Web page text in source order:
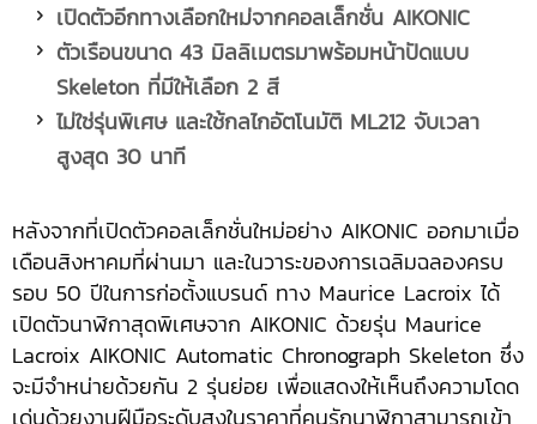
เปิดตัวอีกทางเลือกใหม่จากคอลเล็กชั่น AIKONIC
ตัวเรือนขนาด 43 มิลลิเมตรมาพร้อมหน้าปัดแบบ
Skeleton ที่มีให้เลือก 2 สี
ไม่ใช่รุ่นพิเศษ และใช้กลไกอัตโนมัติ ML212 จับเวลา
สูงสุด 30 นาที
หลังจากที่เปิดตัวคอลเล็กชั่นใหม่อย่าง AIKONIC ออกมาเมื่อ
เดือนสิงหาคมที่ผ่านมา และในวาระของการเฉลิมฉลองครบ
รอบ 50 ปีในการก่อตั้งแบรนด์ ทาง Maurice Lacroix ได้
เปิดตัวนาฬิกาสุดพิเศษจาก AIKONIC ด้วยรุ่น Maurice
Lacroix AIKONIC Automatic Chronograph Skeleton ซึ่ง
จะมีจำหน่ายด้วยกัน 2 รุ่นย่อย เพื่อแสดงให้เห็นถึงความโดด
เด่นด้วยงานฝีมือระดับสูงในราคาที่คนรักนาฬิกาสามารถเข้า